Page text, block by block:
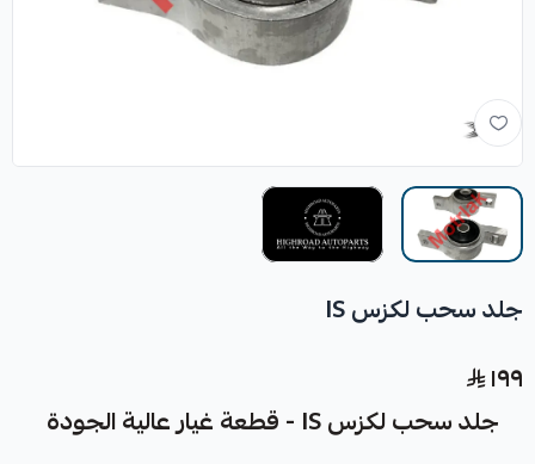
جلد سحب لكزس IS
١٩٩
جلد سحب لكزس IS - قطعة غيار عالية الجودة